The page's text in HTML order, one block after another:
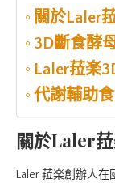
關於Laler
3D斷食酵
Laler菈楽
代謝輔助
關於Laler
Laler 菈楽創辦人